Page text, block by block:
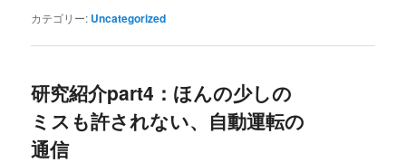
カテゴリー: Uncategorized
研究紹介part4：ほんの少しの
ミスも許されない、自動運転の
通信